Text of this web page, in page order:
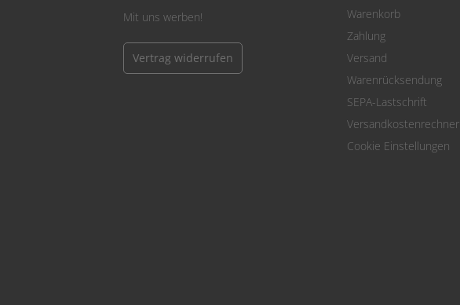
Mit uns werben!
Vertrag widerrufen
Warenkorb
Zahlung
Versand
Warenrücksendung
SEPA-Lastschrift
Versandkostenrechner
Cookie Einstellungen